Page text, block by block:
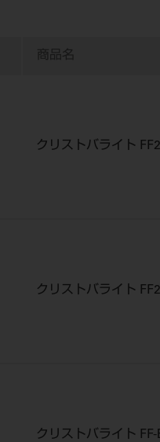
商品名
クリストバライト
クリストバライト
クリストバライト